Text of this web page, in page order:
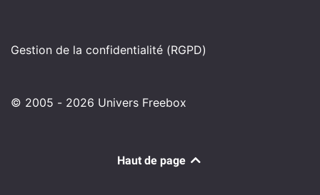
Gestion de la confidentialité (RGPD)
© 2005 - 2026 Univers Freebox
Haut de page